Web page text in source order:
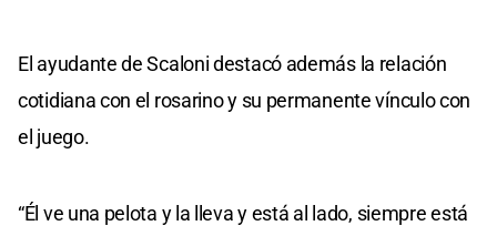
El ayudante de Scaloni destacó además la relación
cotidiana con el rosarino y su permanente vínculo con
el juego.
“Él ve una pelota y la lleva y está al lado, siempre está